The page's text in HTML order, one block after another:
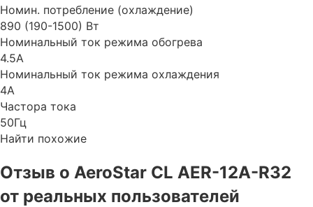
Номин. потребление (охлаждение)
890 (190-1500) Вт
Номинальный ток режима обогрева
4.5А
Номинальный ток режима охлаждения
4А
Частора тока
50Гц
Найти похожие
Отзыв о AeroStar CL AER-12A-R32
от реальных пользователей